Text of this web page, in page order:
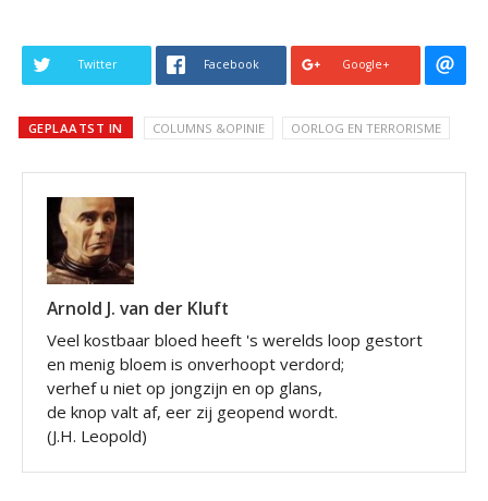
Twitter Facebook Google+
GEPLAATST IN COLUMNS &OPINIE OORLOG EN TERRORISME
Arnold J. van der Kluft
Veel kostbaar bloed heeft 's werelds loop gestort
en menig bloem is onverhoopt verdord;
verhef u niet op jongzijn en op glans,
de knop valt af, eer zij geopend wordt.
(J.H. Leopold)